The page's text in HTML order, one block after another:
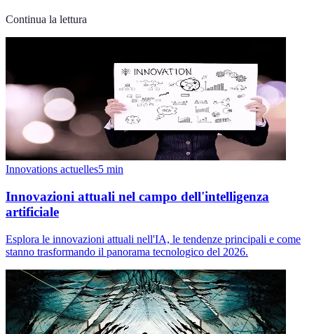
Continua la lettura
Innovations actuelles5 min
Innovazioni attuali nel campo dell'intelligenza
artificiale
Esplora le innovazioni attuali nell'IA, le tendenze principali e come
stanno trasformando il panorama tecnologico del 2026.